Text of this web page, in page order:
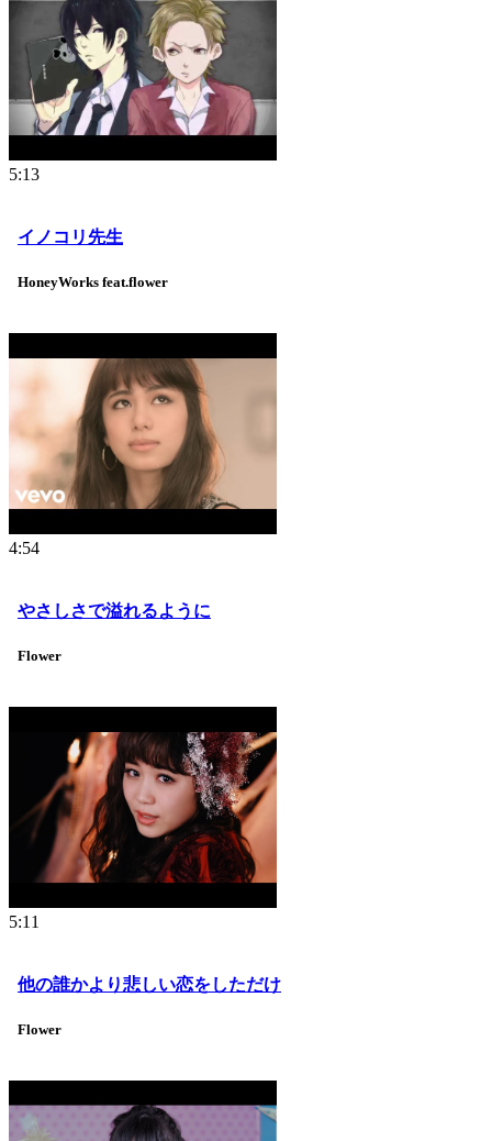
5:13
イノコリ先生
HoneyWorks feat.flower
4:54
やさしさで溢れるように
Flower
5:11
他の誰かより悲しい恋をしただけ
Flower